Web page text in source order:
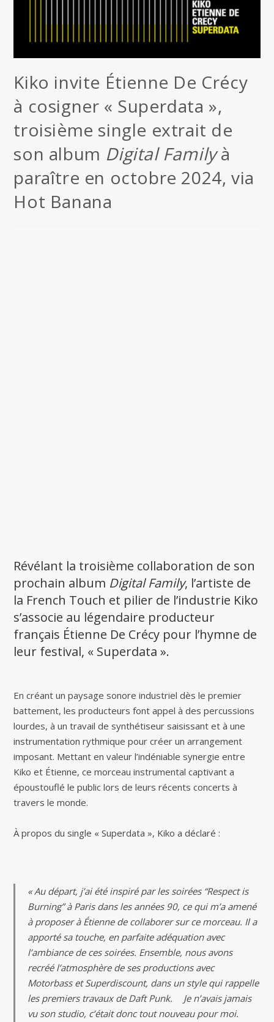
Kiko invite Étienne De Crécy
à cosigner « Superdata »,
troisième single extrait de
son album Digital Familyà
paraître en octobre 2024, via
Hot Banana
Révélant la troisième collaboration de son
prochain album Digital Family, l’artiste de
la French Touch et pilier de l’industrie Kiko
s’associe au légendaire producteur
français Étienne De Crécy pour l’hymne de
leur festival, « Superdata ».
En créant un paysage sonore industriel dès le premier
battement, les producteurs font appel à des percussions
lourdes, à un travail de synthétiseur saisissant et à une
instrumentation rythmique pour créer un arrangement
imposant. Mettant en valeur l’indéniable synergie entre
Kiko et Étienne, ce morceau instrumental captivant a
époustouflé le public lors de leurs récents concerts à
travers le monde.
À propos du single « Superdata », Kiko a déclaré :
« Au départ, j’ai été inspiré par les soirées “Respect is
Burning” à Paris dans les années 90, ce qui m’a amené
à proposer à Étienne de collaborer sur ce morceau. Il a
apporté sa touche, en parfaite adéquation avec
l’ambiance de ces soirées. Ensemble, nous avons
recréé l’atmosphère de ses productions avec
Motorbass et Superdiscount, dans un style qui rappelle
les premiers travaux de Daft Punk. Je n’avais jamais
vu son studio, c’était donc tout nouveau pour moi.